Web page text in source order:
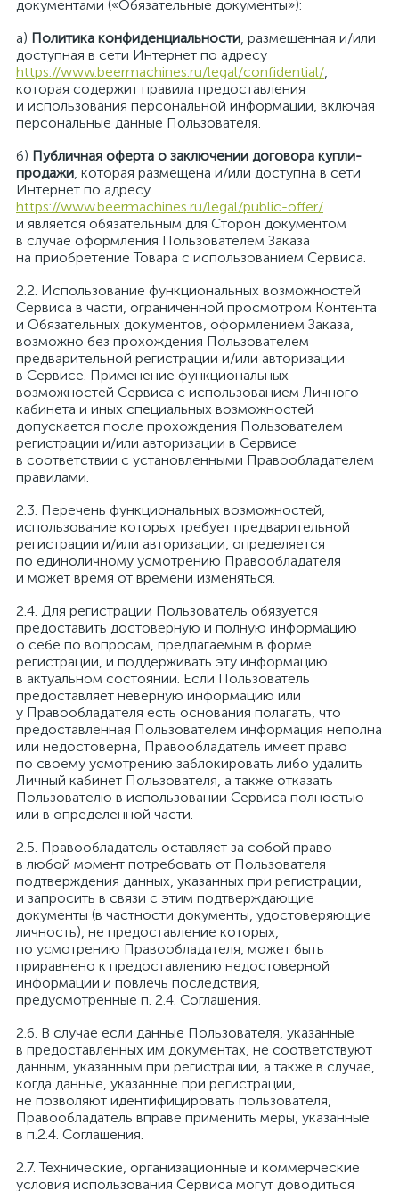
документами («Обязательные документы»):
а) Политика конфиденциальности, размещенная и/или
доступная в сети Интернет по адресу
https://www.beermachines.ru/legal/confidential/,
которая содержит правила предоставления
и использования персональной информации, включая
персональные данные Пользователя.
б) Публичная оферта о заключении договора купли-
продажи, которая размещена и/или доступна в сети
Интернет по адресу
https://www.beermachines.ru/legal/public-offer/
и является обязательным для Сторон документом
в случае оформления Пользователем Заказа
на приобретение Товара с использованием Сервиса.
Использование функциональных возможностей
Сервиса в части, ограниченной просмотром Контента
и Обязательных документов, оформлением Заказа,
возможно без прохождения Пользователем
предварительной регистрации и/или авторизации
в Сервисе. Применение функциональных
возможностей Сервиса с использованием Личного
кабинета и иных специальных возможностей
допускается после прохождения Пользователем
регистрации и/или авторизации в Сервисе
в соответствии с установленными Правообладателем
правилами.
Перечень функциональных возможностей,
использование которых требует предварительной
регистрации и/или авторизации, определяется
по единоличному усмотрению Правообладателя
и может время от времени изменяться.
Для регистрации Пользователь обязуется
предоставить достоверную и полную информацию
о себе по вопросам, предлагаемым в форме
регистрации, и поддерживать эту информацию
в актуальном состоянии. Если Пользователь
предоставляет неверную информацию или
у Правообладателя есть основания полагать, что
предоставленная Пользователем информация неполна
или недостоверна, Правообладатель имеет право
по своему усмотрению заблокировать либо удалить
Личный кабинет Пользователя, а также отказать
Пользователю в использовании Сервиса полностью
или в определенной части.
Правообладатель оставляет за собой право
в любой момент потребовать от Пользователя
подтверждения данных, указанных при регистрации,
и запросить в связи с этим подтверждающие
документы (в частности документы, удостоверяющие
личность), не предоставление которых,
по усмотрению Правообладателя, может быть
приравнено к предоставлению недостоверной
информации и повлечь последствия,
предусмотренные п. 2.4. Соглашения.
В случае если данные Пользователя, указанные
в предоставленных им документах, не соответствуют
данным, указанным при регистрации, а также в случае,
когда данные, указанные при регистрации,
не позволяют идентифицировать пользователя,
Правообладатель вправе применить меры, указанные
в п.2.4. Соглашения.
Технические, организационные и коммерческие
условия использования Сервиса могут доводиться